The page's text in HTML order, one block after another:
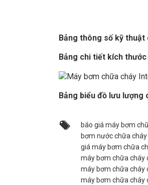
Bảng thông số kỹ thuật
Bảng chi tiết kích thước
Bảng biểu đồ lưu lượng
báo giá máy bơm
bơm nước chữa cháy
giá máy bơm chữa
máy bơm chữa cháy
máy bơm chữa cháy
máy bơm chữa cháy